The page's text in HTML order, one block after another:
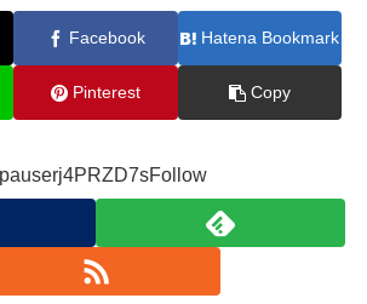
Facebook Hatena Bookmark
Pinterest Copy